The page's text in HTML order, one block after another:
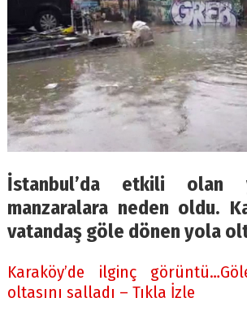
İstanbul’da etkili olan
manzaralara neden oldu.
vatandaş göle dönen yola
Karaköy’de ilginç
oltasını salladı – Tıkla İzle